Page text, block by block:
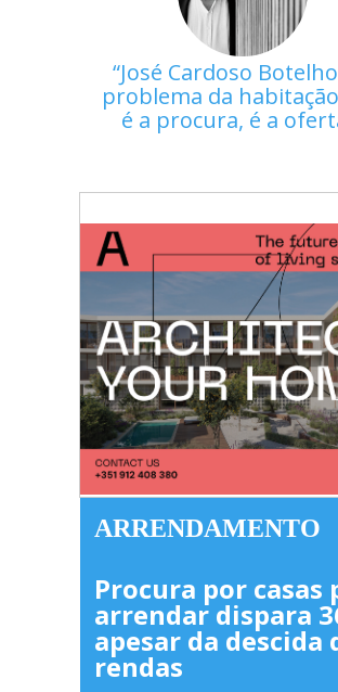
José Cardoso
problema da
é a procura, é a
ARRENDAMENTO
Procura por casas
arrendar dispara
apesar da descida
rendas